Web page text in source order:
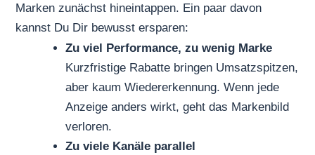
Marken zunächst hineintappen. Ein paar davon
kannst Du Dir bewusst ersparen:
Zu viel Performance, zu wenig Marke
Kurzfristige Rabatte bringen Umsatzspitzen,
aber kaum Wiedererkennung. Wenn jede
Anzeige anders wirkt, geht das Markenbild
verloren.
Zu viele Kanäle parallel